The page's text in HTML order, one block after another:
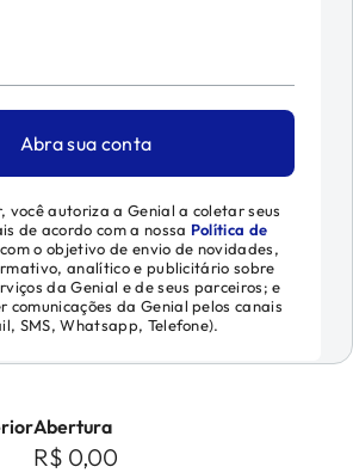
Abra sua conta
você autoriza a Genial a coletar seus
de acordo com a nossa Política de
o objetivo de envio de novidades,
analítico e publicitário sobre
da Genial e de seus parceiros; e
comunicações da Genial pelos canais
SMS, Whatsapp, Telefone).
Abertura
R$ 0,00